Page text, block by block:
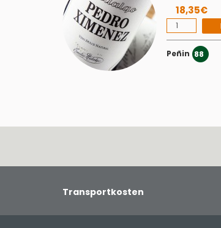
18,35€
Peñin 88
Transportkosten